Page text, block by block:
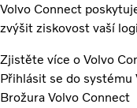
Volvo Connect
zvýšit ziskovost vaší
Zjistěte více o Volvo
Přihlásit se do systému
Brožura Volvo Connect